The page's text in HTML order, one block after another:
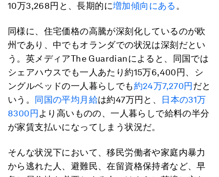
10万3,268円と、長期的に増加傾向にある 。
同様に、住宅価格の高騰が深刻化しているのが欧
州であり、中でもオランダでの状況は深刻だとい
う。英メディアThe Guardianによると、同国では
シェアハウスでも一人あたり約15万6,400円、シ
ングルベッドの一人暮らしでも約24万7,270円だと
いう。
同国の平均月給は約47万円と、
日本の31万
8300円より高いものの、一人暮らしで給料の半分
が家賃支払いになってしまう状況だ。
そんな状況下において、移民労働者や家庭内暴力
から逃れた人、避難民、在留資格保持者など、早